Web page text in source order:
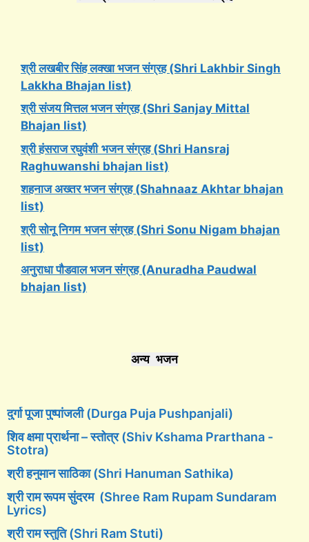
श्री लखबीर सिंह लक्खा भजन संग्रह (Shri Lakhbir Singh
Lakkha Bhajan list)
श्री संजय मित्तल भजन संग्रह (Shri Sanjay Mittal
Bhajan list)
श्री हंसराज रघुवंशी भजन संग्रह (Shri Hansraj
Raghuwanshi bhajan list)
शहनाज अख्तर भजन संग्रह (Shahnaaz Akhtar bhajan
list)
श्री सोनू निगम भजन संग्रह (Shri Sonu Nigam bhajan
list)
अनुराधा पौडवाल भजन संग्रह (Anuradha Paudwal
bhajan list)
अन्य भजन
दुर्गा पूजा पुष्पांजली (Durga Puja Pushpanjali)
शिव क्षमा प्रार्थना – स्तोत्र (Shiv Kshama Prarthana -
Stotra)
श्री हनुमान साठिका (Shri Hanuman Sathika)
श्री राम रूपम सुंदरम (Shree Ram Rupam Sundaram
Lyrics)
श्री राम स्तुति (Shri Ram Stuti)